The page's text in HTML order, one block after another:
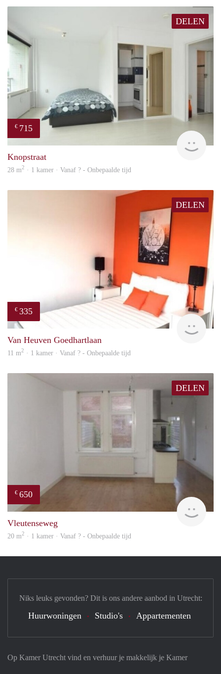
DELEN
€ 715
Knopstraat
28 m2 · 1 kamer · Vanaf ? - Onbepaalde tijd
DELEN
€ 335
Van Heuven Goedhartlaan
11 m2 · 1 kamer · Vanaf ? - Onbepaalde tijd
DELEN
€ 650
Vleutenseweg
20 m2 · 1 kamer · Vanaf ? - Onbepaalde tijd
Op Kamer Utrecht vind en verhuur je makkelijk je Kamer
Niks leuks gevonden? Dit is ons andere aanbod in Utrecht:
Huurwoningen Studio's Appartementen